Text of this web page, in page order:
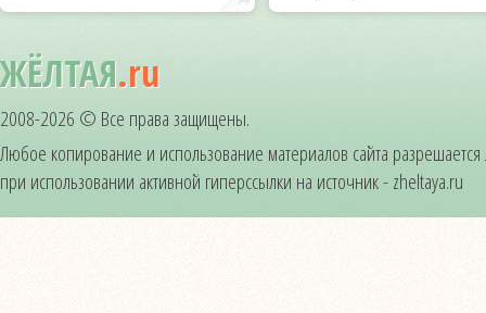
ЖЁЛТАЯ.ru
2008-2026 © Все права защищены.
Любое копирование и использование материалов сайта
при использовании активной гиперссылки на источник - zheltaya.ru